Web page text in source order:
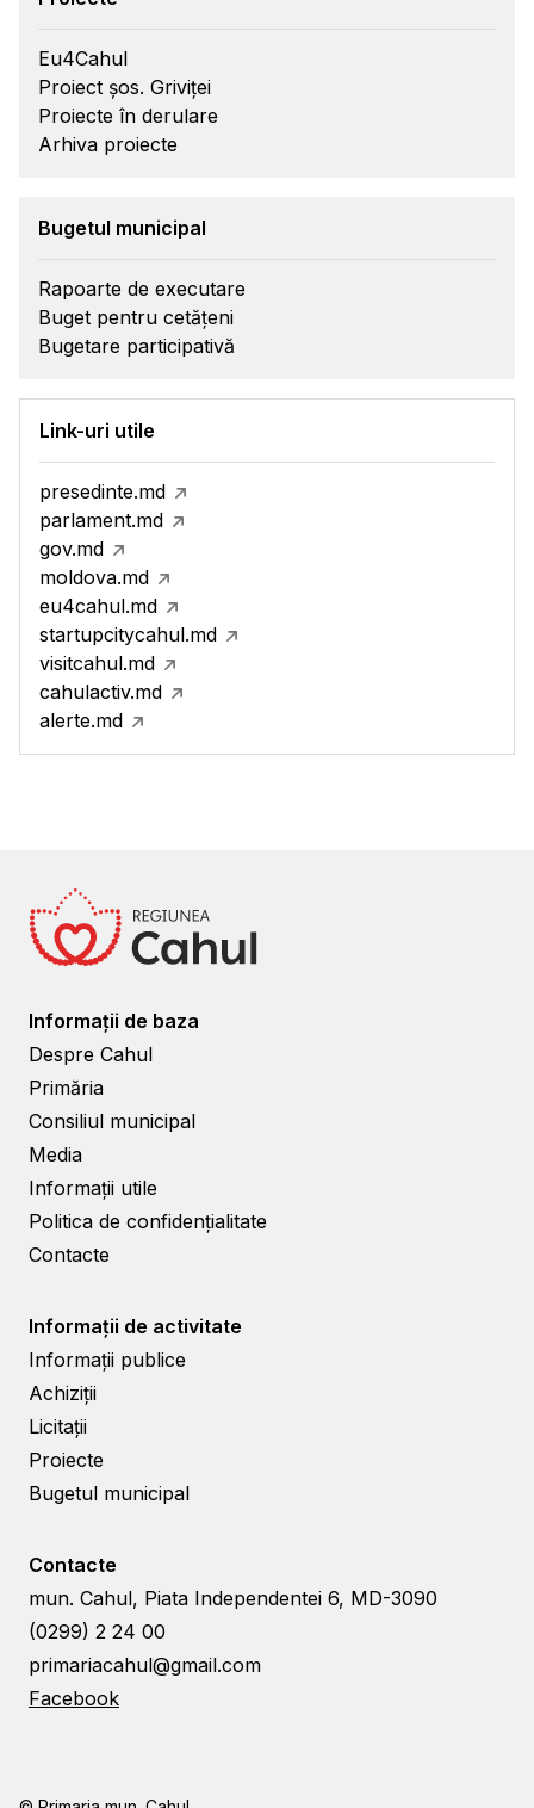
Eu4Cahul
Proiect șos. Griviței
Proiecte în derulare
Arhiva proiecte
Bugetul municipal
Rapoarte de executare
Buget pentru cetățeni
Bugetare participativă
Link-uri utile
presedinte.md
parlament.md
gov.md
moldova.md
eu4cahul.md
startupcitycahul.md
visitcahul.md
cahulactiv.md
alerte.md
Informații de baza
Despre Cahul
Primăria
Consiliul municipal
Media
Informații utile
Politica de confidențialitate
Contacte
Informații de activitate
Informații publice
Achiziții
Licitații
Proiecte
Bugetul municipal
Contacte
mun. Cahul, Piata Independentei 6, MD-3090
(0299) 2 24 00
primariacahul@gmail.com
Facebook